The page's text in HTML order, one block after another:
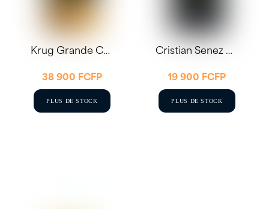
Krug Grande Cuvée 75CL
38 900 FCFP
PLUS DE STOCK
Cristian Senez Carte Blanche Magnum 1,5L
19 900 FCFP
PLUS DE STOCK